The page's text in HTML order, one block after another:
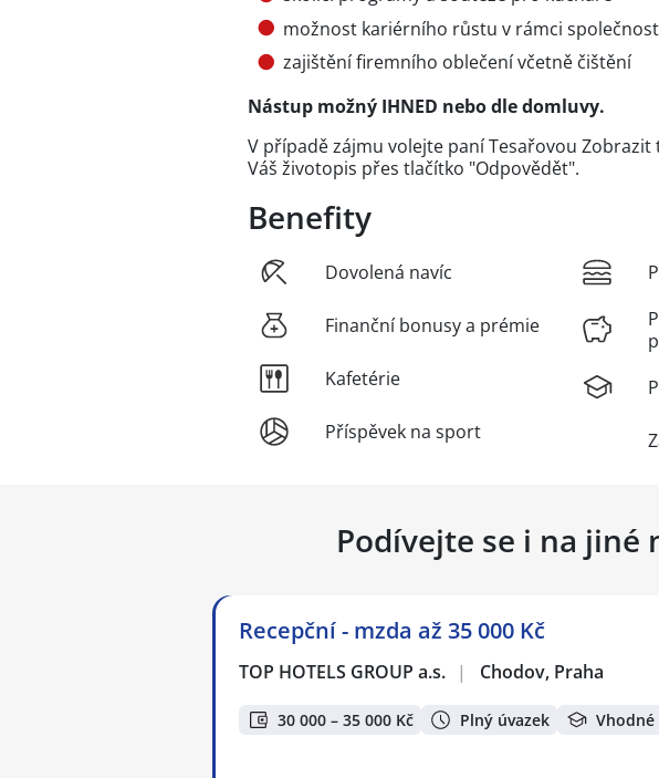
možnost kariérního růstu v rámci
zajištění firemního oblečení včetně čištění
Nástup možný IHNED nebo dle domluvy.
V případě zájmu volejte paní Tesařovou Zobrazit
Váš životopis přes tlačítko "Odpovědět".
Benefity
Dovolená navíc
Finanční bonusy a prémie
Kafetérie
Příspěvek na sport
Podívejte se i na jiné
Recepční - mzda až 35 000 Kč
TOP HOTELS GROUP a.s. | Chodov, Praha
30 000 – 35 000 Kč Plný úvazek